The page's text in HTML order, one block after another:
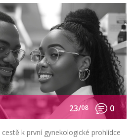
23/08 0
k první gynekologické prohlídce